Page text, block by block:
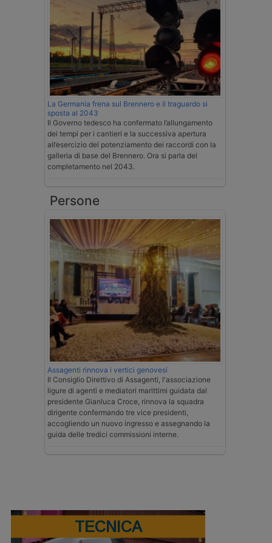
La Germania frena sul Brennero e il traguardo si
sposta al 2043
Il Governo tedesco ha confermato l’allungamento
dei tempi per i cantieri e la successiva apertura
all’esercizio del potenziamento dei raccordi con la
galleria di base del Brennero. Ora si parla del
completamento nel 2043.
Persone
Assagenti rinnova i vertici genovesi
Il Consiglio Direttivo di Assagenti, l'associazione
ligure di agenti e mediatori marittimi guidata dal
presidente Gianluca Croce, rinnova la squadra
dirigente confermando tre vice presidenti,
accogliendo un nuovo ingresso e assegnando la
guida delle tredici commissioni interne.
TECNICA